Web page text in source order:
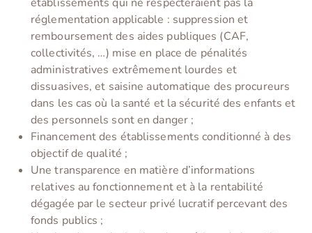
réglementation applicable : suppression et
remboursement des aides publiques (CAF,
collectivités, …) mise en place de pénalités
administratives extrêmement lourdes et
dissuasives, et saisine automatique des procureurs
dans les cas où la santé et la sécurité des enfants et
des personnels sont en danger ;
Financement des établissements conditionné à des
objectif de qualité ;
Une transparence en matière d’informations
relatives au fonctionnement et à la rentabilité
dégagée par le secteur privé lucratif percevant des
fonds publics ;